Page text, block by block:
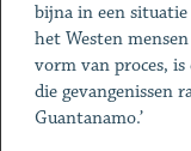
bijna in een
het Westen
vorm van proces,
die gevangenissen
Guantanamo.’